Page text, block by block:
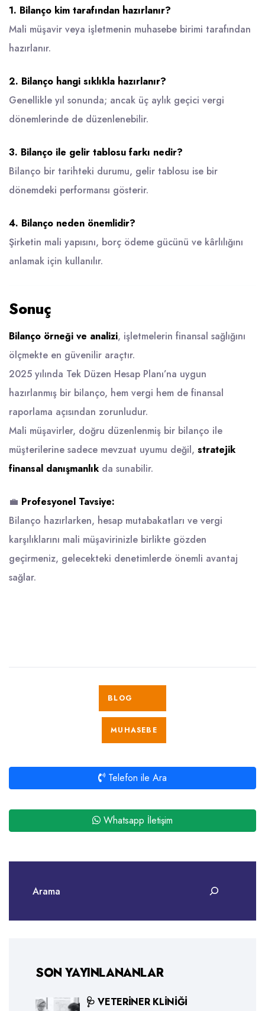
1. Bilanço kim tarafından hazırlanır?
Mali müşavir veya işletmenin muhasebe birimi tarafından
hazırlanır.
2. Bilanço hangi sıklıkla hazırlanır?
Genellikle yıl sonunda; ancak üç aylık geçici vergi
dönemlerinde de düzenlenebilir.
3. Bilanço ile gelir tablosu farkı nedir?
Bilanço bir tarihteki durumu, gelir tablosu ise bir
dönemdeki performansı gösterir.
4. Bilanço neden önemlidir?
Şirketin mali yapısını, borç ödeme gücünü ve kârlılığını
anlamak için kullanılır.
Sonuç
Bilanço örneği ve analizi, işletmelerin finansal sağlığını
ölçmekte en güvenilir araçtır.
2025 yılında Tek Düzen Hesap Planı’na uygun
hazırlanmış bir bilanço, hem vergi hem de finansal
raporlama açısından zorunludur.
Mali müşavirler, doğru düzenlenmiş bir bilanço ile
müşterilerine sadece mevzuat uyumu değil, stratejik
finansal danışmanlıkda sunabilir.
💼 Profesyonel Tavsiye:
Bilanço hazırlarken, hesap mutabakatları ve vergi
karşılıklarını mali müşavirinizle birlikte gözden
geçirmeniz, gelecekteki denetimlerde önemli avantaj
sağlar.
BLOG
MUHASEBE
Telefon ile Ara
Whatsapp İletişim
SON YAYINLANANLAR
🩺 VETERINER KLINIĞI